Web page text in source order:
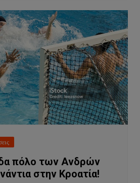
πόλο των Ανδρών
στην Κροατία!